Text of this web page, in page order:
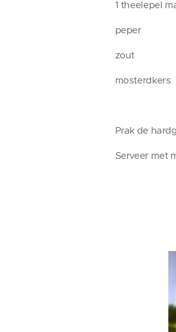
1 theelepel
peper
zout
mosterdkers
Prak de
Serveer met